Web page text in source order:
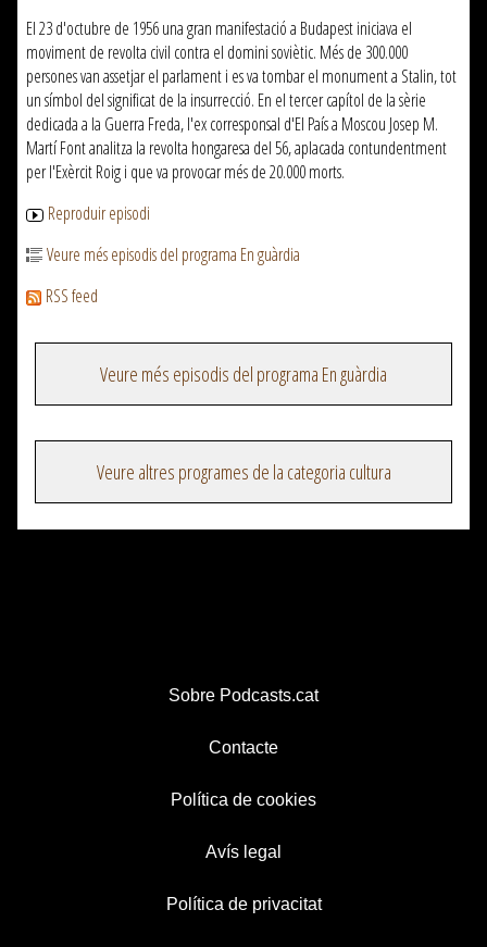
El 23 d'octubre de 1956 una gran manifestació a Budapest iniciava el
moviment de revolta civil contra el domini soviètic. Més de 300.000
persones van assetjar el parlament i es va tombar el monument a Stalin, tot
un símbol del significat de la insurrecció. En el tercer capítol de la sèrie
dedicada a la Guerra Freda, l'ex corresponsal d'El País a Moscou Josep M.
Martí Font analitza la revolta hongaresa del 56, aplacada contundentment
per l'Exèrcit Roig i que va provocar més de 20.000 morts.
Reproduir episodi
Veure més episodis del programa En guàrdia
RSS feed
Veure més episodis del programa En guàrdia
Veure altres programes de la categoria cultura
Sobre Podcasts.cat
Contacte
Política de cookies
Avís legal
Política de privacitat